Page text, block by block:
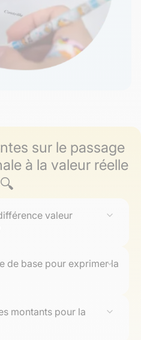
sur le passage
à la valeur réelle
🔍
valeur
considérée, sans
leseuros constants
d'une
évite toute
de base pour exprimer la
stable
Dès qu'elle est fixée,
montants pour la